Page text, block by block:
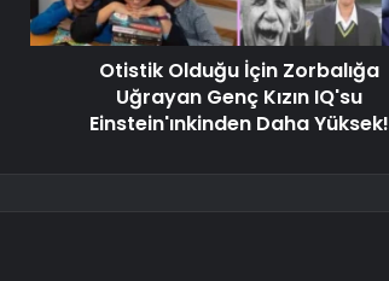
Otistik Olduğu İçin Zorbalığa
Uğrayan Genç Kızın IQ'su
Einstein'ınkinden Daha Yüksek!